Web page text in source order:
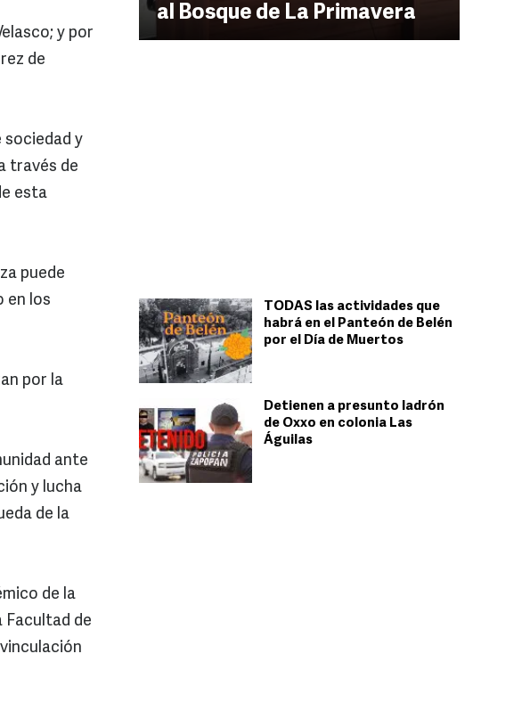
al Bosque de La Primavera
TODAS las actividades que
habrá en el Panteón de Belén
por el Día de Muertos
Detienen a presunto ladrón
de Oxxo en colonia Las
Águilas
y por
de
sociedad y
través de
esta
puede
en los
por la
ante
y lucha
de la
de la
Facultad de